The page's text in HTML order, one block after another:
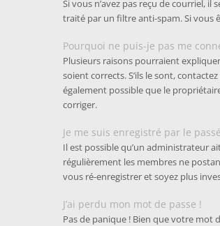
Si vous n’avez pas reçu de courriel,
traité par un filtre anti-spam. Si vous
Pourquoi ne puis-je pas me
Plusieurs raisons pourraient
soient corrects. S’ils le sont,
également possible que le
corriger.
Je me suis enregistré par le
Il est possible qu’un administrateur
régulièrement les membres ne
vous ré-enregistrer et soyez plus
J’ai perdu mon mot de passe !
Pas de panique ! Bien que votre mot